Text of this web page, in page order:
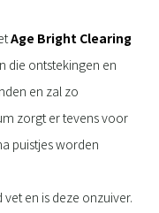
Age Bright Clearing
die ontstekingen en
en zal zo
zorgt er tevens voor
puistjes worden
en is deze onzuiver.